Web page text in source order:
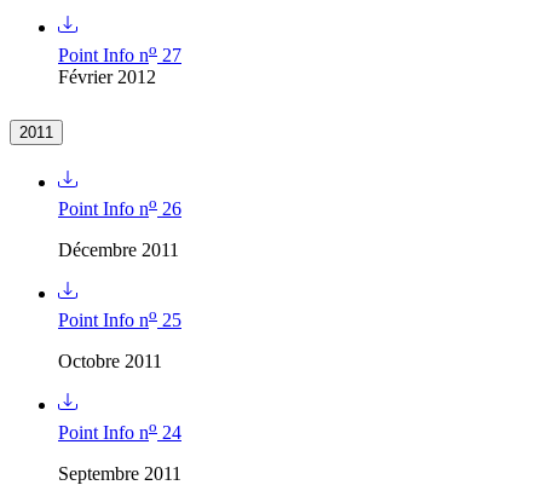
Point Info no 27
Février 2012
2011
Point Info no 26
Décembre 2011
Point Info no 25
Octobre 2011
Point Info no 24
Septembre 2011